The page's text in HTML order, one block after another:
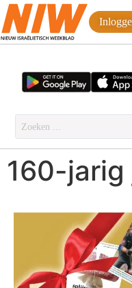
160-jarig